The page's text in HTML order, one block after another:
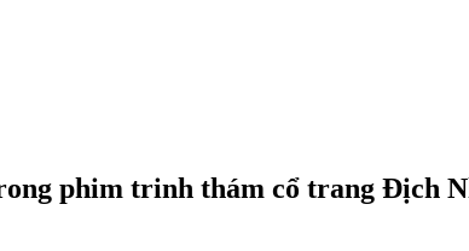
phim trinh thám cổ trang Địch